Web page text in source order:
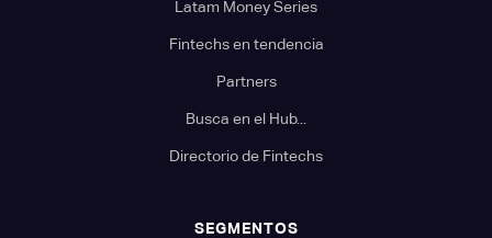
Latam Money Series
Fintechs en tendencia
Partners
Busca en el Hub...
Directorio de Fintechs
SEGMENTOS